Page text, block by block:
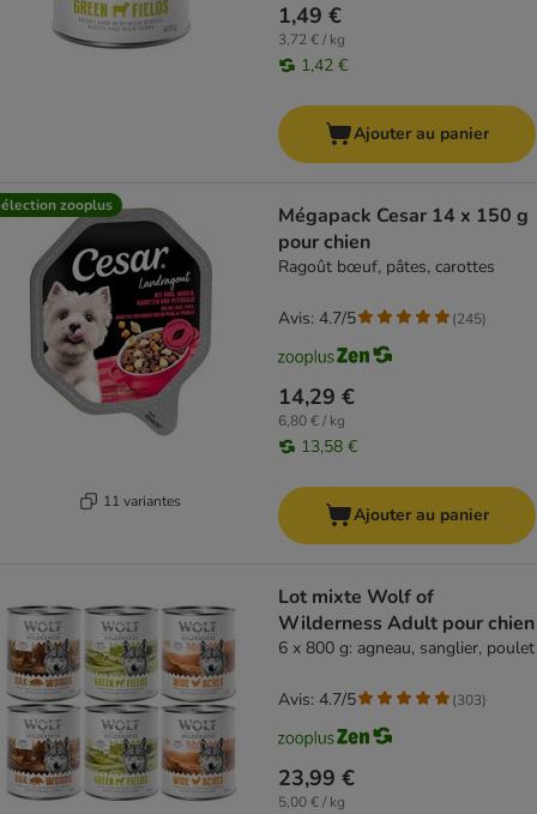
1,49 €
3,72 € / kg
1,42 €
Ajouter au panier
zooplus
11 variantes
Mégapack Cesar 14 x 150 g
pour chien
Ragoût bœuf, pâtes, carottes
14,29 €
6,80 € / kg
13,58 €
Avis: 4.7/5 (245)
Ajouter au panier
Lot mixte Wolf of
Wilderness Adult pour chien
6 x 800 g: agneau, sanglier, poulet
23,99 €
5,00 € / kg
Avis: 4.7/5 (303)